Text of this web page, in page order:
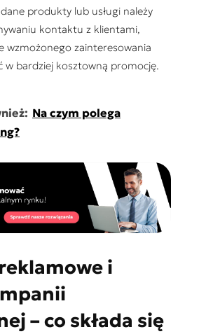
produkty lub usługi należy
kontaktu z klientami,
wzmożonego zainteresowania
w bardziej kosztowną promocję.
Na czym polega
i
– co składa się